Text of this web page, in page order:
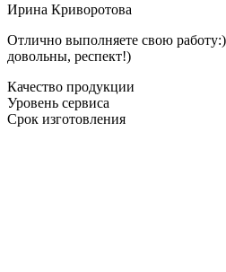
Ирина Криворотова
Отлично выполняете свою работу:)
довольны, респект!)
Качество продукции
Уровень сервиса
Срок изготовления